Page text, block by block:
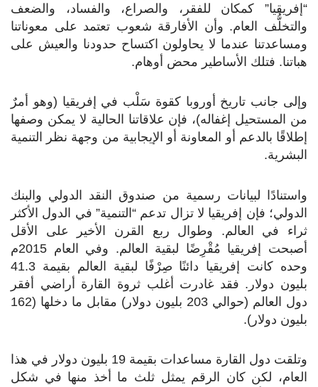
“إفريقيا” كمكان للفقر، والصراع، والفساد، والضعف
والتخلُّف العام. وأن الأفارقة شعوب تعتمد على معوناتنا
ومساعدتنا عندما لا يحاولون اكتساح حدودنا والعيش على
هباتنا. فتلك الأساطير محض أوهام.
وإلى جانب تاريخ أوروبا كقوة سَلْب في إفريقيا (وهو أمرٌ
من المستحيل إغفاله)، فإن علاقاتنا الحالية لا يمكن وصفها
إطلاقًا بالدعم أو المعاونة أو الإيجابية من وجهة نظر التنمية
البشرية.
واستنادًا لبيانات رسمية من صندوق النقد الدولي والبنك
الدولي؛ فإن إفريقيا لا تزال تدعم “التنمية” في الدول الأكثر
ثراء في العالم. وطوال ربع القرن الأخير على الأقل
أصبحت إفريقيا مُقْرِضًا لبقية العالم. وفي العام 2015م
وحده كانت إفريقيا دائنًا صِرْفًا لبقية العالم بقيمة 41.3
بليون دولار. فقد غادرت أغلب ثروة القارة أراضي أفقر
دول العالم (حوالي 203 بليون دولار) مقابل ما دخلها (162
بليون دولار).
وتلقت دول القارة مساعدات بقيمة 19 بليون دولار في هذا
العام، لكن كان الرقم يمثل ثلث ما أخذ منها في شكل